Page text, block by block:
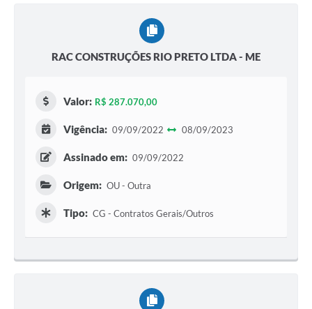
RAC CONSTRUÇÕES RIO PRETO LTDA - ME
Valor: R$ 287.070,00
Vigência: 09/09/2022 08/09/2023
Assinado em: 09/09/2022
Origem: OU - Outra
Tipo: CG - Contratos Gerais/Outros